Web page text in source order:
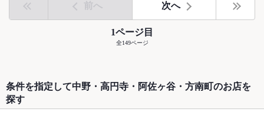
前へ 次へ
1ページ目
全149ページ
条件を指定して中野・高円寺・阿佐ヶ谷・方南町のお店を
探す